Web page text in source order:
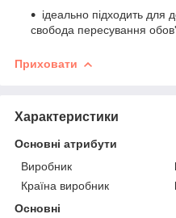
ідеально підходить для
свобода пересування
Приховати
Характеристики
Основні атрибути
Виробник
Країна виробник
Основні